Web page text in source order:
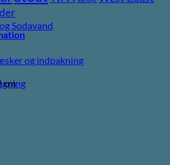
Sodavand
og indpakning
cm